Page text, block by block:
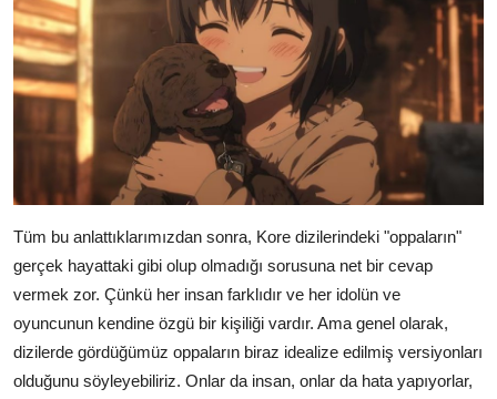
Tüm bu anlattıklarımızdan sonra, Kore dizilerindeki "oppaların"
gerçek hayattaki gibi olup olmadığı sorusuna net bir cevap
vermek zor. Çünkü her insan farklıdır ve her idolün ve
oyuncunun kendine özgü bir kişiliği vardır. Ama genel olarak,
dizilerde gördüğümüz oppaların biraz idealize edilmiş versiyonları
olduğunu söyleyebiliriz. Onlar da insan, onlar da hata yapıyorlar,